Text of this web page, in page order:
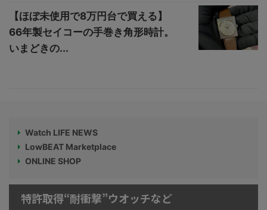
【ほぼ未使用で8万円台で買える】
66年製セイコーの手巻き角形時計。
いまどきの...
Watch LIFE NEWS
LowBEAT Marketplace
ONLINE SHOP
特許取得“耐衝撃”ウオッチなど